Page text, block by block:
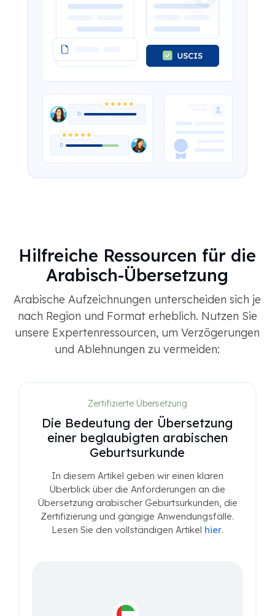
Hilfreiche Ressourcen für die
Arabisch-Übersetzung
Arabische Aufzeichnungen unterscheiden sich je
nach Region und Format erheblich. Nutzen Sie
unsere Expertenressourcen, um Verzögerungen
und Ablehnungen zu vermeiden:
Zertifizierte Übersetzung
Die Bedeutung der Übersetzung
einer beglaubigten arabischen
Geburtsurkunde
In diesem Artikel geben wir einen klaren
Überblick über die Anforderungen an die
Übersetzung arabischer Geburtsurkunden, die
Zertifizierung und gängige Anwendungsfälle.
Lesen Sie den vollständigen Artikel hier.